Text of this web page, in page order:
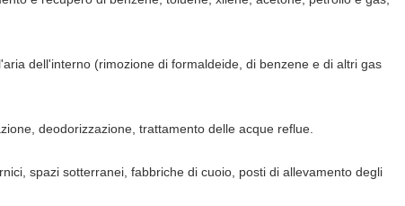
dell'interno (rimozione di formaldeide, di benzene e di altri gas
deodorizzazione, trattamento delle acque reflue.
spazi sotterranei, fabbriche di cuoio, posti di allevamento degli